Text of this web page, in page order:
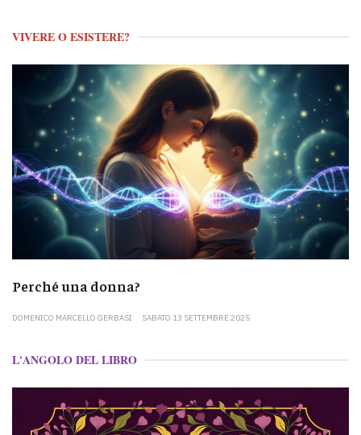
VIVERE O ESISTERE?
Perché una donna?
DOMENICO MARCELLO GERBASI SABATO 13 SETTEMBRE 2025
L'ANGOLO DEL LIBRO